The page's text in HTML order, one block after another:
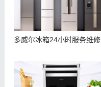
多威尔冰箱24小时服务维修